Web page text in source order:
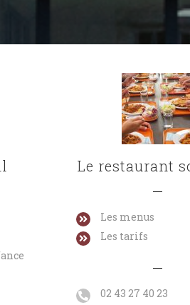
Rentrée scolaire 2022-
2023
Le restaurant
Les menus
Les tarifs
02 43 27 40 23